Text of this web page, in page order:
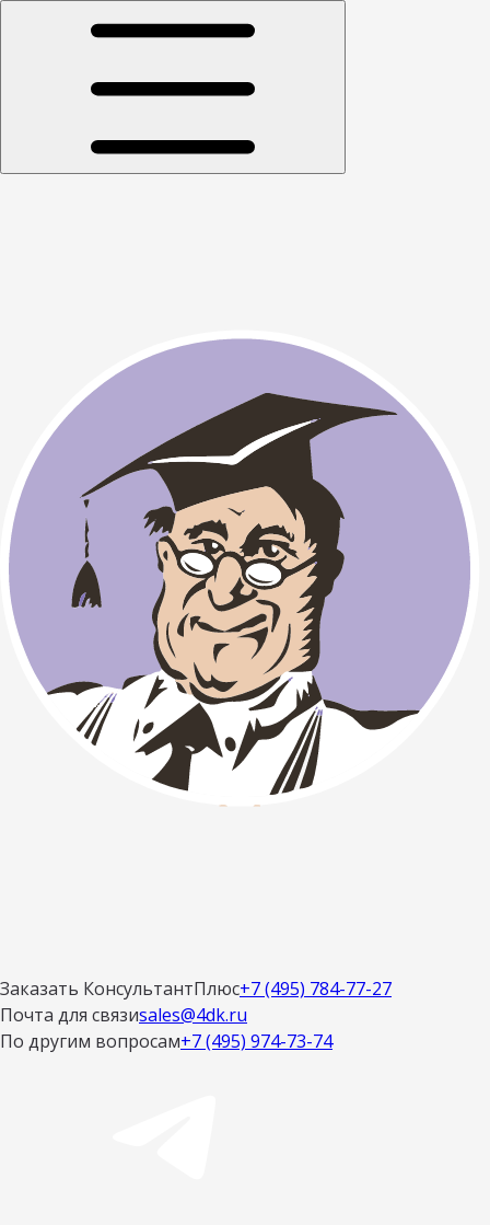
Заказать КонсультантПлюс+7 (495) 784-77-27
Почта для связиsales@4dk.ru
По другим вопросам+7 (495) 974-73-74